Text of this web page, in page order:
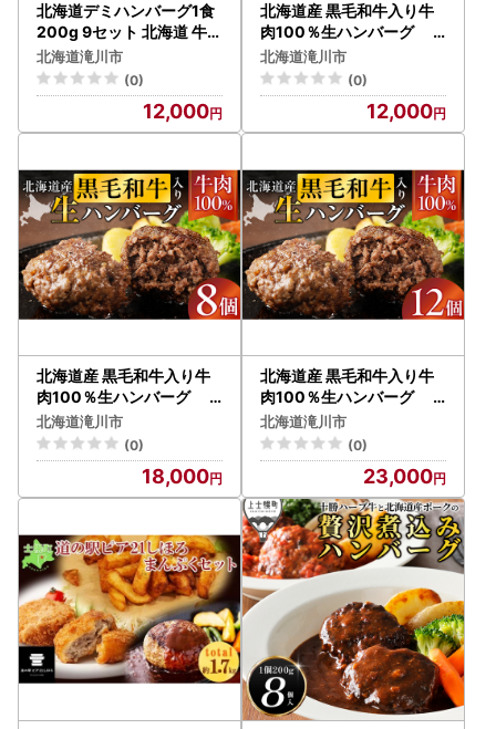
北海道デミハンバーグ1食
200g 9セット 北海道 牛肉
豚肉 真空パック冷凍 お弁
当 バーベキュー 惣菜 簡単
焼くだけ 個包装 小分け 北
北海道滝川市
(0)
12,000
北海道産 黒毛和牛入り牛
肉100％生ハンバーグ 1
50g×4個｜北海道 国産
加工食品 おかず 肉
牛肉 黒毛和牛 和牛 ハ
ンバーグ 冷凍ハンバーグ
冷凍 小分け パック
おすすめ 送料無料 滝川
市
北海道滝川市
(0)
12,000
北海道産 黒毛和牛入り牛
肉100％生ハンバーグ 1
50g×8個｜北海道 国産
加工食品 おかず 肉
牛肉 黒毛和牛 和牛 ハ
ンバーグ 冷凍ハンバーグ
冷凍 小分け パック
おすすめ 送料無料 滝川
市
北海道滝川市
(0)
18,000
北海道産 黒毛和牛入り牛
肉100％生ハンバーグ 1
50g×12個｜北海道 国産
加工食品 おかず 肉
牛肉 黒毛和牛 和牛 ハ
ンバーグ 冷凍ハンバーグ
冷凍 小分け パック
お取り寄せグルメ 贅沢
おすすめ 送料無料 滝川
市
北海道滝川市
(0)
23,000